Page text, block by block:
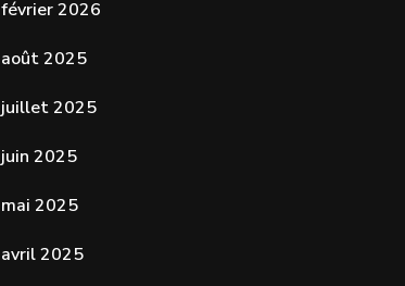
février 2026
août 2025
juillet 2025
juin 2025
mai 2025
avril 2025